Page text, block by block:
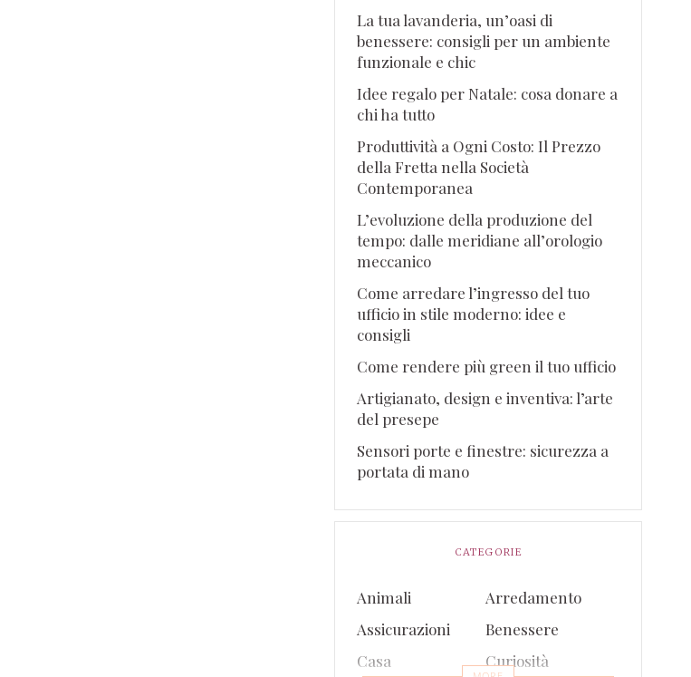
La tua lavanderia, un’oasi di
benessere: consigli per un ambiente
funzionale e chic
Idee regalo per Natale: cosa donare a
chi ha tutto
Produttività a Ogni Costo: Il Prezzo
della Fretta nella Società
Contemporanea
L’evoluzione della produzione del
tempo: dalle meridiane all’orologio
meccanico
Come arredare l’ingresso del tuo
ufficio in stile moderno: idee e
consigli
Come rendere più green il tuo ufficio
Artigianato, design e inventiva: l’arte
del presepe
Sensori porte e finestre: sicurezza a
portata di mano
CATEGORIE
Animali
Arredamento
Assicurazioni
Benessere
Casa
Curiosità